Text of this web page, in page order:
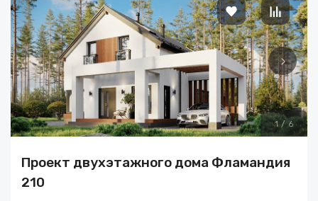
1 / 6
Проект двухэтажного дома Фламандия
210